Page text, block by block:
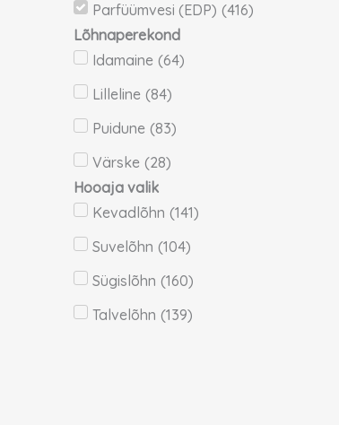
Parfüümvesi (EDP) (416)
Lõhnaperekond
Idamaine (64)
Lilleline (84)
Puidune (83)
Värske (28)
Hooaja valik
Kevadlõhn (141)
Suvelõhn (104)
Sügislõhn (160)
Talvelõhn (139)